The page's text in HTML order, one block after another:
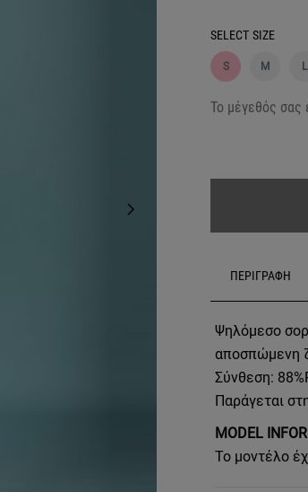
SELECT SIZE
S M L
Το μέγεθός σας
ΠΕΡΙΓΡΑΦΗ
Ψηλόμεσο
αποσπώμενη
Σύνθεση:
Παράγεται
MODEL
Το μοντέλο